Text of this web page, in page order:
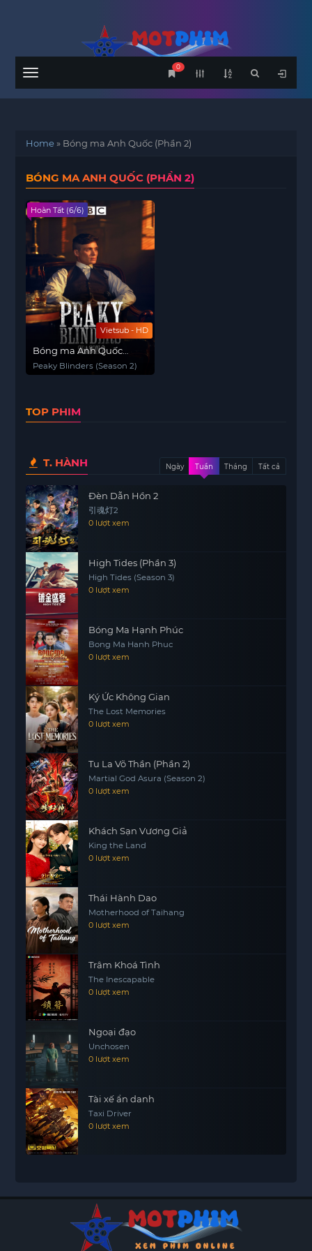
Menu
0
Home» Bóng ma Anh Quốc (Phần 2)
BÓNG MA ANH QUỐC (PHẦN 2)
Vietsub - HD
Hoàn Tất (6/6)
Bóng ma Anh Quốc
(Phần 2)
Peaky Blinders (Season 2)
TOP PHIM
T. HÀNH Ngày Tuần Tháng Tất cả
Đèn Dẫn Hồn 2
引魂灯2
0 lượt xem
High Tides (Phần 3)
High Tides (Season 3)
0 lượt xem
Bóng Ma Hạnh Phúc
Bong Ma Hanh Phuc
0 lượt xem
Ký Ức Không Gian
The Lost Memories
0 lượt xem
Tu La Võ Thần (Phần 2)
Martial God Asura (Season 2)
0 lượt xem
Khách Sạn Vương Giả
King the Land
0 lượt xem
Thái Hành Dao
Motherhood of Taihang
0 lượt xem
Trâm Khoá Tình
The Inescapable
0 lượt xem
Ngoại đạo
Unchosen
0 lượt xem
Tài xế ẩn danh
Taxi Driver
0 lượt xem